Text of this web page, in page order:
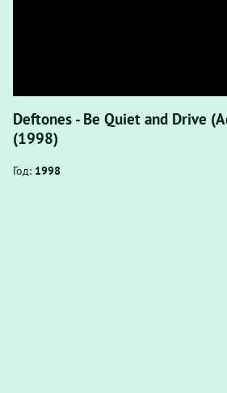
Deftones - Be Quiet and Drive
(1998)
Год: 1998